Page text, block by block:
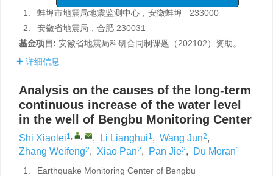
1.
蚌埠市地震局地震监测中心，安徽蚌埠 233000
2.
安徽省地震局，合肥 230031
基金项目: 安徽省地震局科研合同制课题（202102）资助。
详细信息
Analysis on the causes of the long-term
continuous increase of the water level
in the well of Bengbu Monitoring Center
Shi Xiaolei1, , , Li Lianghui1, Wang Jun2,
Zhang Weifeng2, Xiao Pan2, Pan Jie2, Du Moran1
1.
Earthquake Monitoring Center of Bengbu